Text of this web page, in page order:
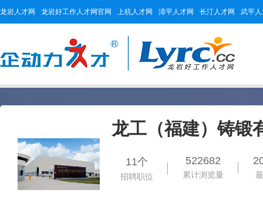
龙岩人才网 龙岩好工作人才网官网 上杭人才网 漳平人才网 长汀人才网 武平
龙工（福建）铸锻
11个
招聘职位
522682
累计浏览量